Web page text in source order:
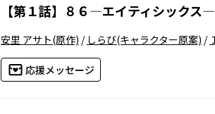
【第１話】 ８６―エイティシックス
安里 アサト(原作) / しらび(キャラクター原案) /
応援メッセージ